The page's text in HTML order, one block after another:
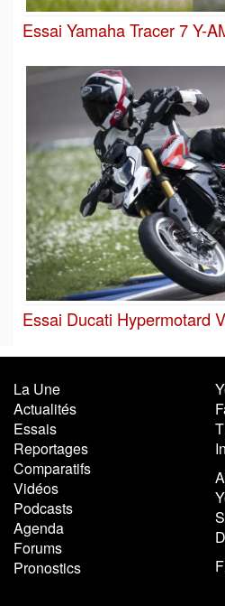
Essai Yamaha Tracer 7 Y-
Essai Ducati Hypermotard
La Une
Actualités
Essais
Reportages
Comparatifs
Vidéos
Podcasts
Agenda
Forums
Pronostics